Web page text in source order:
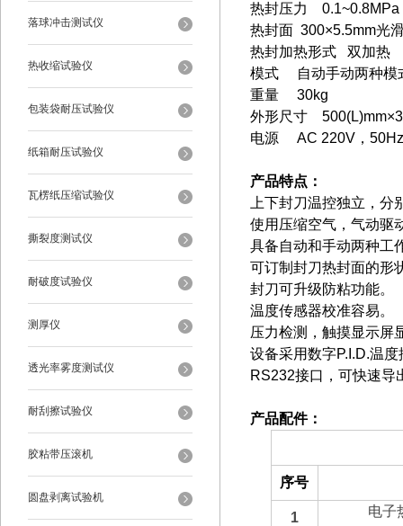
落球冲击测试仪
热收缩试验仪
包装袋耐压试验仪
纸箱耐压试验仪
瓦楞纸压缩试验仪
撕裂度测试仪
耐破度试验仪
测厚仪
透光率雾度测试仪
耐刮擦试验仪
胶粘带压滚机
圆盘剥离试验机
热封压力
热封面 300×5.5mm光
热封加热形式 双加热
模式 自动手动两种模
重量 30kg
外形尺寸
电源 AC 220V，
产品特点：
上下封刀温控独立，
使用压缩空气，气动驱
具备自动和手动两种工
可订制封刀热封面的形
封刀可升级防粘功能。
温度传感器校准容易。
压力检测，触摸显示屏
设备采用数字P.I.D.温
RS232接口，可快速导
产品配件：
序号
1 电子